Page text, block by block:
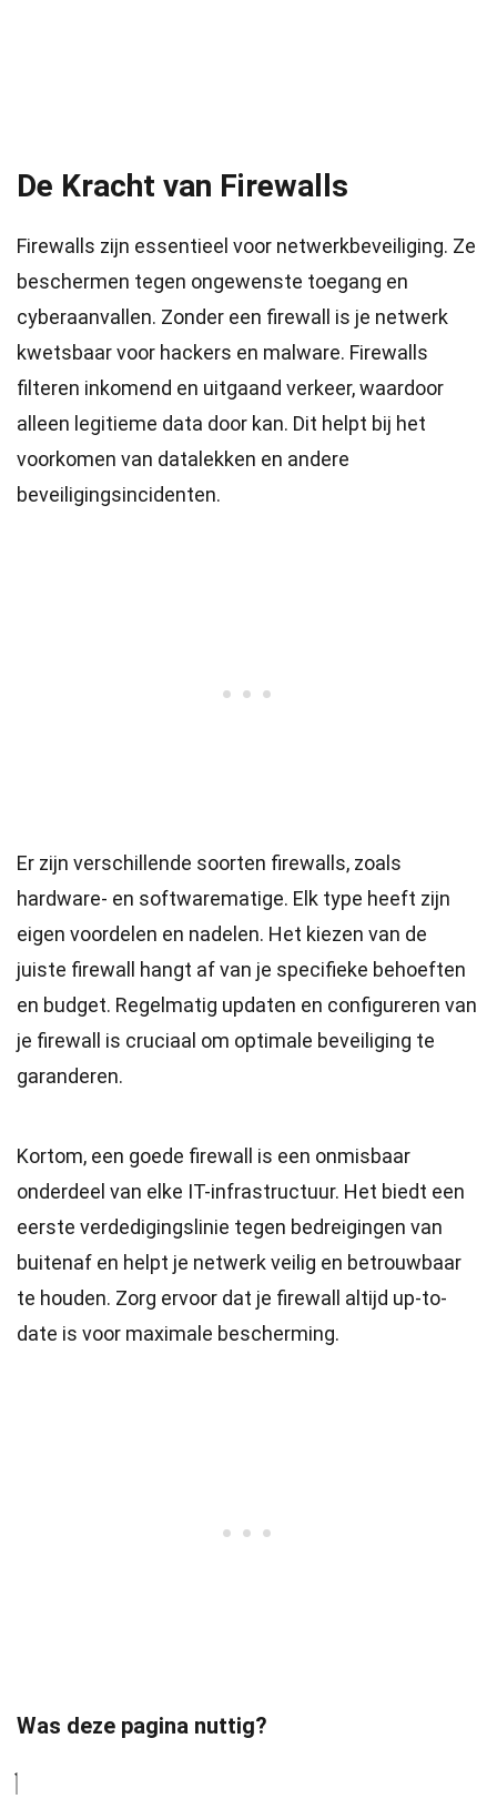
De Kracht van Firewalls
Firewalls zijn essentieel voor netwerkbeveiliging. Ze
beschermen tegen ongewenste toegang en
cyberaanvallen. Zonder een firewall is je netwerk
kwetsbaar voor hackers en malware. Firewalls
filteren inkomend en uitgaand verkeer, waardoor
alleen legitieme data door kan. Dit helpt bij het
voorkomen van datalekken en andere
beveiligingsincidenten.
Er zijn verschillende soorten firewalls, zoals
hardware- en softwarematige. Elk type heeft zijn
eigen voordelen en nadelen. Het kiezen van de
juiste firewall hangt af van je specifieke behoeften
en budget. Regelmatig updaten en configureren van
je firewall is cruciaal om optimale beveiliging te
garanderen.
Kortom, een goede firewall is een onmisbaar
onderdeel van elke IT-infrastructuur. Het biedt een
eerste verdedigingslinie tegen bedreigingen van
buitenaf en helpt je netwerk veilig en betrouwbaar
te houden. Zorg ervoor dat je firewall altijd up-to-
date is voor maximale bescherming.
Was deze pagina nuttig?